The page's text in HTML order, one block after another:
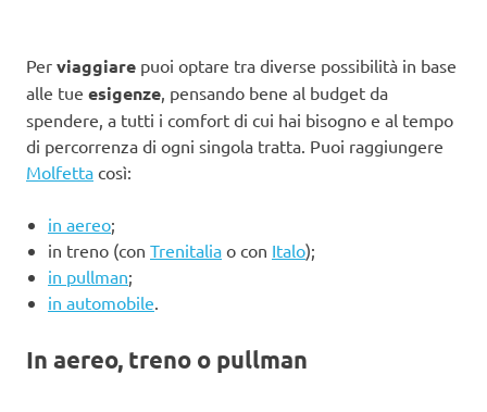
Per viaggiare puoi optare tra diverse possibilità in base
alle tue esigenze , pensando bene al budget da
spendere, a tutti i comfort di cui hai bisogno e al tempo
di percorrenza di ogni singola tratta. Puoi raggiungere
Molfetta così:
in aereo;
in treno (con Trenitalia o con Italo);
in pullman;
in automobile
In aereo, treno o pullman